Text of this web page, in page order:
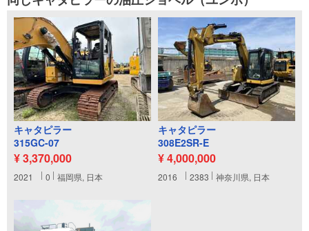
キャタピラー
315GC-07
¥ 3,370,000
2021 0 福岡県, 日本
キャタピラー
308E2SR-E
¥ 4,000,000
2016 2383 神奈川県, 日本